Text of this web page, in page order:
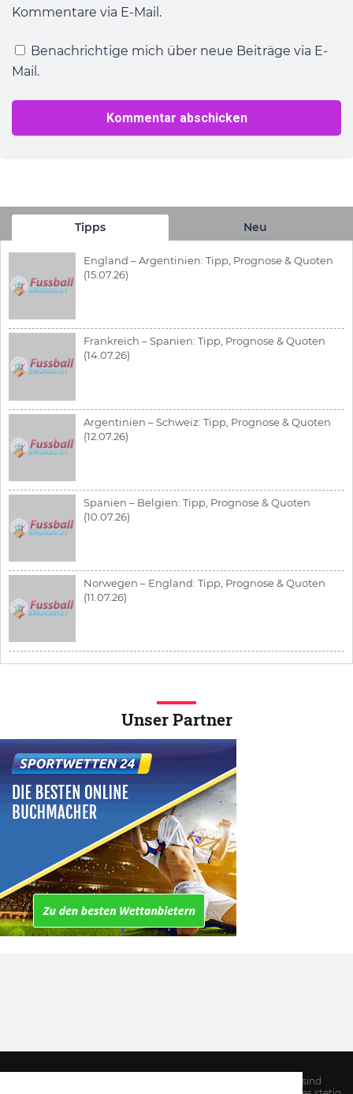
Kommentare via E-Mail.
Benachrichtige mich über neue Beiträge via E-
Mail.
Tipps Neu
England – Argentinien: Tipp, Prognose & Quoten
(15.07.26)
Frankreich – Spanien: Tipp, Prognose & Quoten
(14.07.26)
Argentinien – Schweiz: Tipp, Prognose & Quoten
(12.07.26)
Spanien – Belgien: Tipp, Prognose & Quoten
(10.07.26)
Norwegen – England: Tipp, Prognose & Quoten
(11.07.26)
Unser Partner
Hinweis: Alle Informationen auf unserer Website sind